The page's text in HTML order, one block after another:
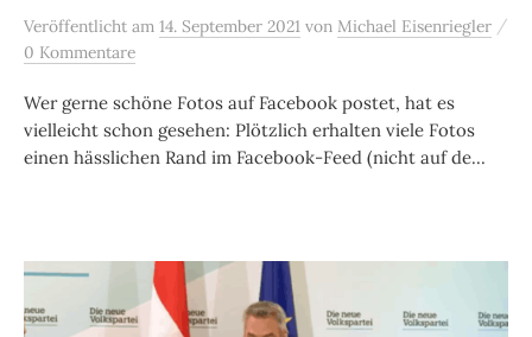
Veröffentlicht am 14. September 2021 von Michael Eisenriegler /
0 Kommentare
Wer gerne schöne Fotos auf Facebook postet, hat es
vielleicht schon gesehen: Plötzlich erhalten viele Fotos
einen hässlichen Rand im Facebook-Feed (nicht auf de...